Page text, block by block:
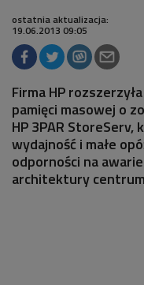
ostatnia aktualizacja:
19.06.2013 09:05
Firma HP
pamięci masowej o
HP 3PAR
wydajność i małe
odporności na
architektury